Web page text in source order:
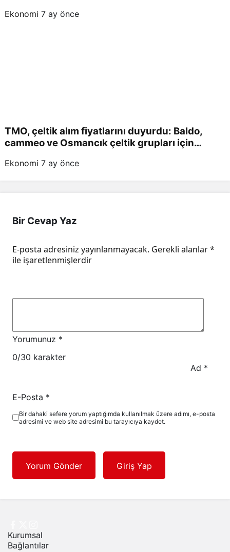
Ekonomi 7 ay önce
TMO, çeltik alım fiyatlarını duyurdu: Baldo,
cammeo ve Osmancık çeltik grupları için
Ekonomi 7 ay önce
Bir Cevap Yaz
E-posta adresiniz yayınlanmayacak. Gerekli alanlar*
ile işaretlenmişlerdir
Yorumunuz *
0/30 karakter
Ad *
E-Posta *
Bir dahaki sefere yorum yaptığımda kullanılmak üzere adımı, e-posta
adresimi ve web site adresimi bu tarayıcıya kaydet.
Yorum Gönder Giriş Yap
Kurumsal
Bağlantılar